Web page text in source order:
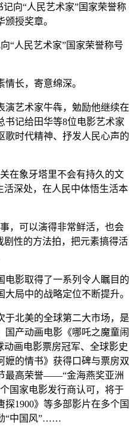
“人民艺术家”国家荣誉称号
长，寄意绵深。
演艺术家牛犇，勉励他继续在
书记给田华等8位电影艺术家
歌时代精神、抒发人民心声的
在象牙塔里不会有持久的文
活深处，在人民中体悟生活本
，可以演得非常鲜活，也会
剧性的方法拍，把元素搞得活
电影取得了一系列令人瞩目的
局中的战略定位不断提升。
于北美的全球第二大市场，是
产动画电影《哪吒之魔童闹
动画电影票房冠军、全球影史
嬷的情书》获得口碑与票房双
最高荣誉——“金海燕奖亚洲
国家电影发行商认可，将于
1900》等多部影片在多个国
“中国风”……